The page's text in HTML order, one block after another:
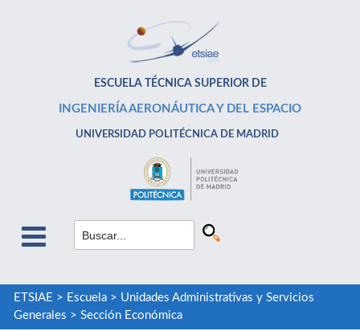
ESCUELA TÉCNICA SUPERIOR DE
INGENIERÍA AERONÁUTICA Y DEL ESPACIO
UNIVERSIDAD POLITÉCNICA DE MADRID
ETSIAE > Escuela> Unidades Administrativas y Servicios
Generales > Sección Económica